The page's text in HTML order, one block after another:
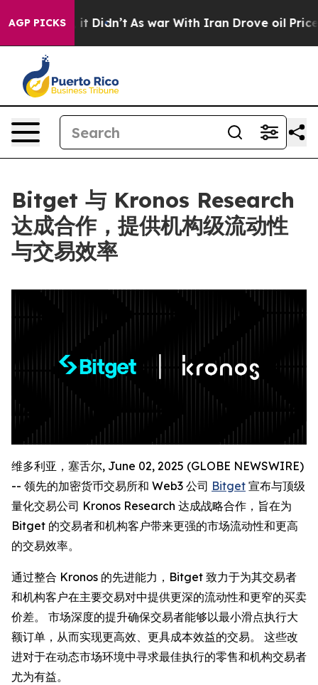
AGP PICKS
Well, it Didn’t As war With Iran Drove oil Prices
Bitget 与 Kronos Research
达成合作，提供机构级流动性
与交易效率
维多利亚，塞舌尔, June 02, 2025 (GLOBE NEWSWIRE)
-- 领先的加密货币交易所和 Web3 公司 Bitget 宣布与顶级
量化交易公司 Kronos Research 达成战略合作，旨在为
Bitget 的交易者和机构客户带来更强的市场流动性和更高
的交易效率。
通过整合 Kronos 的先进能力，Bitget 致力于为其交易者
和机构客户在主要交易对中提供更深的流动性和更窄的买卖
价差。 市场深度的提升确保交易者能够以最小滑点执行大
额订单，从而实现更高效、更具成本效益的交易。 这些改
进对于在动态市场环境中寻求最佳执行的零售和机构交易者
尤为有益。